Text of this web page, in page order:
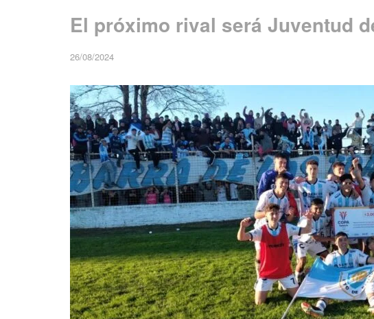
El próximo rival será Juventud
26/08/2024